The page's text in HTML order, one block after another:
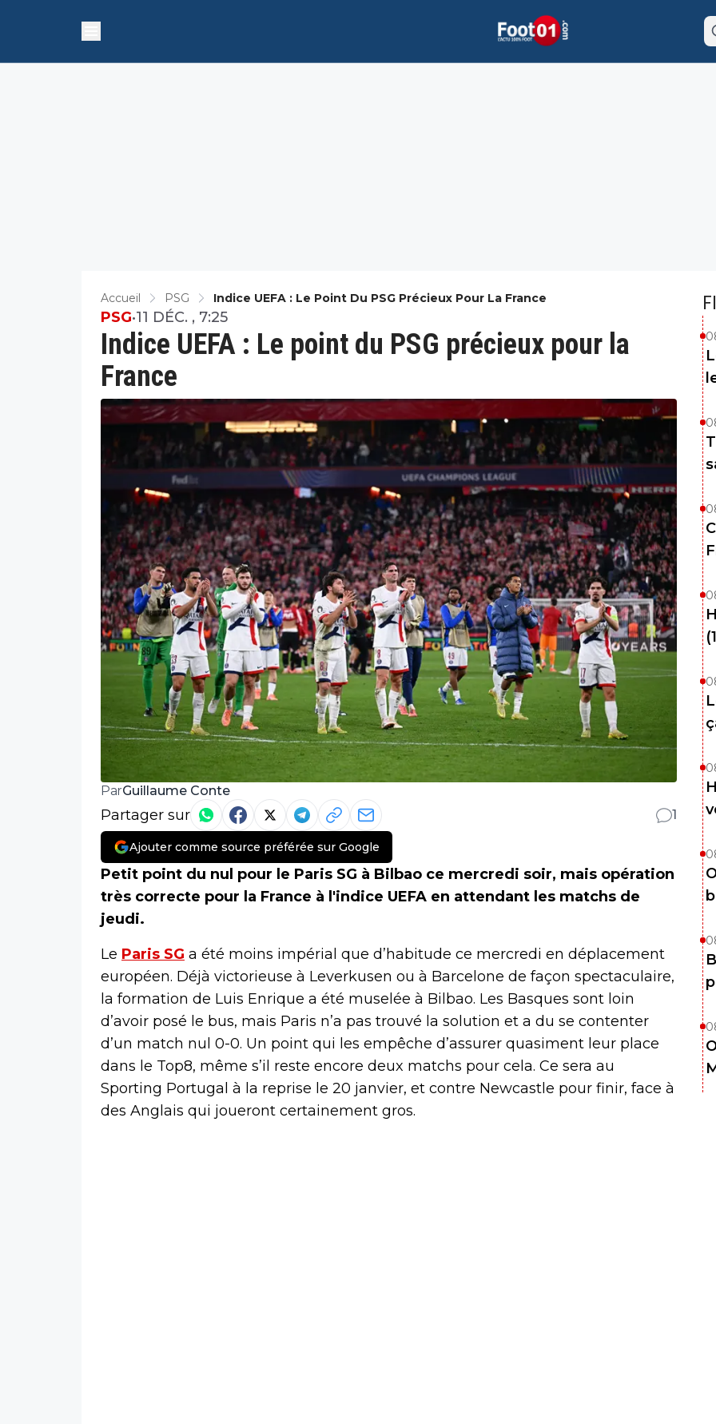
Accueil PSG Indice UEFA : Le Point Du PSG Précieux Pour La France
Indice UEFA : Le point du PSG précieux pour la
France
PSG•11 DÉC. , 7:25
ParGuillaume Conte
Partager sur 1
Ajouter comme source préférée sur Google
Petit point du nul pour le Paris SG à Bilbao ce mercredi soir, mais opération
très correcte pour la France à l'indice UEFA en attendant les matchs de
jeudi.
Le Paris SG a été moins impérial que d’habitude ce mercredi en déplacement
européen. Déjà victorieuse à Leverkusen ou à Barcelone de façon spectaculaire,
la formation de Luis Enrique a été muselée à Bilbao. Les Basques sont loin
d’avoir posé le bus, mais Paris n’a pas trouvé la solution et a du se contenter
d’un match nul 0-0. Un point qui les empêche d’assurer quasiment leur place
dans le Top8, même s’il reste encore deux matchs pour cela. Ce sera au
Sporting Portugal à la reprise le 20 janvier, et contre Newcastle pour finir, face à
des Anglais qui joueront certainement gros.